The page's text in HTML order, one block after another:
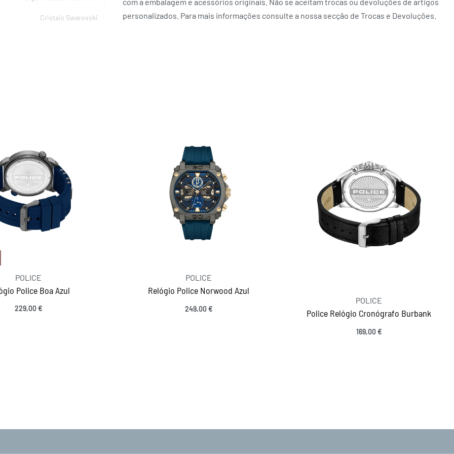
Cristais Swarovski
personalizados. Para mais informações consulte a nossa secção de Trocas e Devoluções.
POLICE
Police Boa Azul
229,00€
POLICE
Relógio Police Norwood Azul
249,00€
POLICE
Police Relógio Cronógrafo Burbank
169,00€